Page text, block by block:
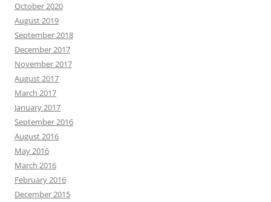
October 2020
August 2019
September 2018
December 2017
November 2017
August 2017
March 2017
January 2017
September 2016
August 2016
May 2016
March 2016
February 2016
December 2015